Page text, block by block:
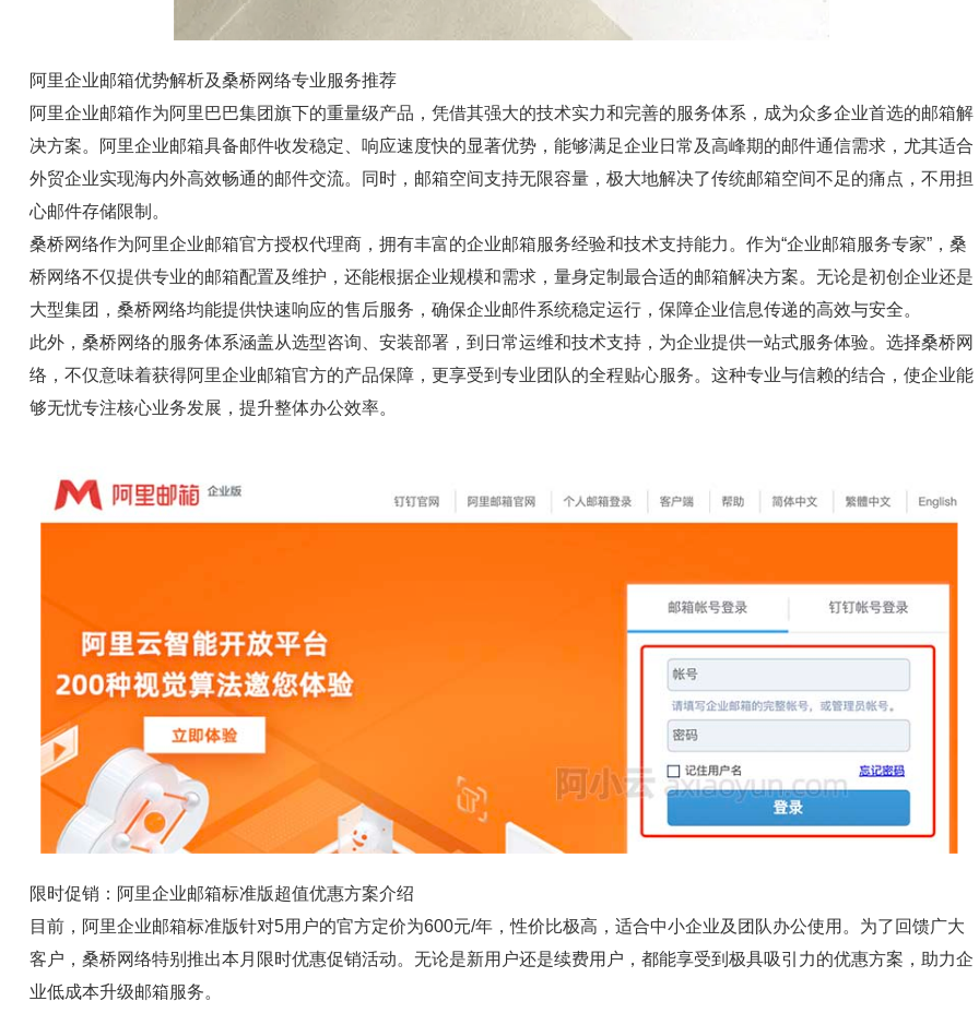
阿里企业邮箱优势解析及桑桥网络专业服务推荐
阿里企业邮箱作为阿里巴巴集团旗下的重量级产品，凭借其强大的技术实力和完善的服务体系，成为众多企业首选的邮箱解
决方案。阿里企业邮箱具备邮件收发稳定、响应速度快的显著优势，能够满足企业日常及高峰期的邮件通信需求，尤其适合
外贸企业实现海内外高效畅通的邮件交流。同时，邮箱空间支持无限容量，极大地解决了传统邮箱空间不足的痛点，不用担
心邮件存储限制。
桑桥网络作为阿里企业邮箱官方授权代理商，拥有丰富的企业邮箱服务经验和技术支持能力。作为“企业邮箱服务专家”，桑
桥网络不仅提供专业的邮箱配置及维护，还能根据企业规模和需求，量身定制最合适的邮箱解决方案。无论是初创企业还是
大型集团，桑桥网络均能提供快速响应的售后服务，确保企业邮件系统稳定运行，保障企业信息传递的高效与安全。
此外，桑桥网络的服务体系涵盖从选型咨询、安装部署，到日常运维和技术支持，为企业提供一站式服务体验。选择桑桥网
络，不仅意味着获得阿里企业邮箱官方的产品保障，更享受到专业团队的全程贴心服务。这种专业与信赖的结合，使企业能
够无忧专注核心业务发展，提升整体办公效率。
限时促销：阿里企业邮箱标准版超值优惠方案介绍
目前，阿里企业邮箱标准版针对5用户的官方定价为600元/年，性价比极高，适合中小企业及团队办公使用。为了回馈广大
客户，桑桥网络特别推出本月限时优惠促销活动。无论是新用户还是续费用户，都能享受到极具吸引力的优惠方案，助力企
业低成本升级邮箱服务。